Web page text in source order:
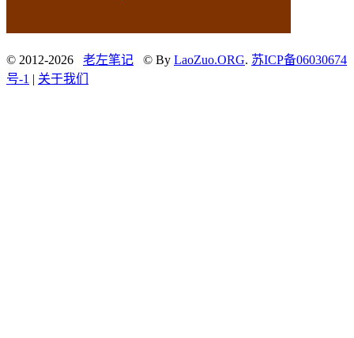
© 2012-2026 老左笔记 © By LaoZuo.ORG. 苏ICP备06030674
号-1 | 关于我们